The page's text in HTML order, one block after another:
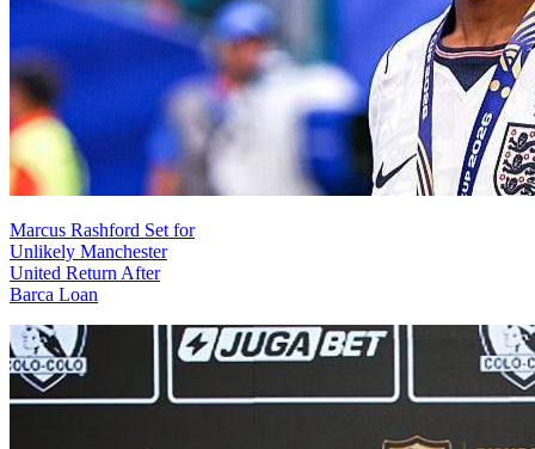
Marcus Rashford Set for
Unlikely Manchester
United Return After
Barca Loan